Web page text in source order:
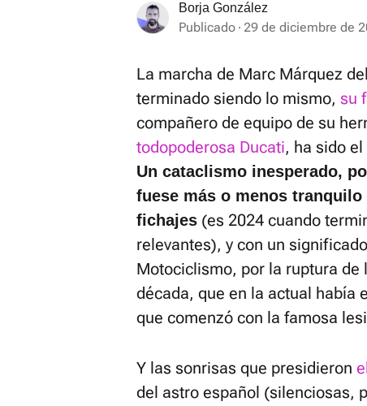
Borja González
Publicado 29 de diciembre de
La marcha de Marc Márquez
terminado siendo lo mismo, su
compañero de equipo de su
todopoderosa Ducati, ha sido
Un cataclismo inesperado,
fuese más o menos
fichajes (es 2024 cuando
relevantes), y con un
Motociclismo, por la ruptura
década, que en la actual había
que comenzó con la famosa
Y las sonrisas que presidieron
del astro español (silenciosas,